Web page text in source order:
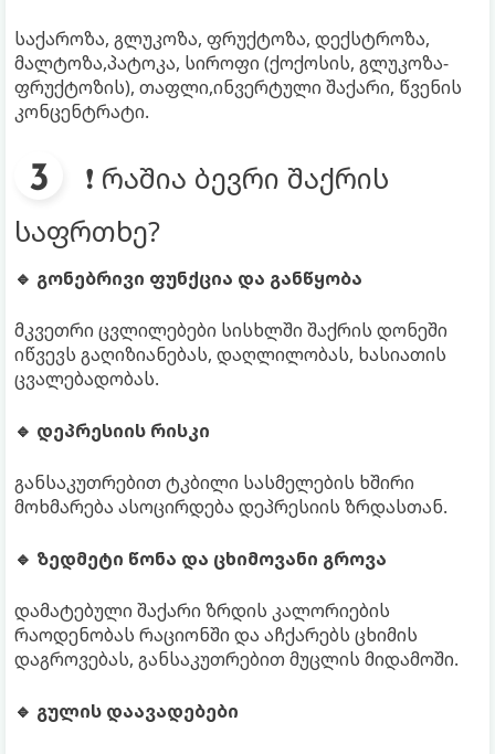
საქაროზა, გლუკოზა, ფრუქტოზა, დექსტროზა,
მალტოზა,პატოკა, სიროფი (ქოქოსის, გლუკოზა-
ფრუქტოზის), თაფლი,ინვერტული შაქარი, წვენის
კონცენტრატი.
❗ რაშია ბევრი შაქრის
საფრთხე?
🔹 გონებრივი ფუნქცია და განწყობა
მკვეთრი ცვლილებები სისხლში შაქრის დონეში
იწვევს გაღიზიანებას, დაღლილობას, ხასიათის
ცვალებადობას.
🔹 დეპრესიის რისკი
განსაკუთრებით ტკბილი სასმელების ხშირი
მოხმარება ასოცირდება დეპრესიის ზრდასთან.
🔹 ზედმეტი წონა და ცხიმოვანი გროვა
დამატებული შაქარი ზრდის კალორიების
რაოდენობას რაციონში და აჩქარებს ცხიმის
დაგროვებას, განსაკუთრებით მუცლის მიდამოში.
🔹 გულის დაავადებები